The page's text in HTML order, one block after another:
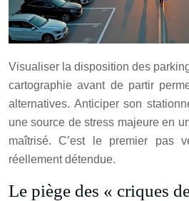
Visualiser la disposition des
cartographie avant de partir
alternatives. Anticiper son
une source de stress majeure en
maîtrisé. C’est le premier pas
réellement détendue.
Le piège des « criques